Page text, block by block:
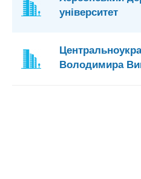
університет
Володимира